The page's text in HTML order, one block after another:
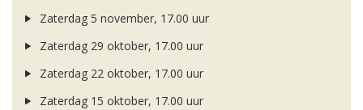
Zaterdag 5 november, 17.00 uur
Zaterdag 29 oktober, 17.00 uur
Zaterdag 22 oktober, 17.00 uur
Zaterdag 15 oktober, 17.00 uur